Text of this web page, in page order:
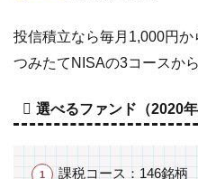
投信積立なら毎月1,000円か
つみたてNISAの3コースか
選べるファンド（2020年
課税コース：146銘柄